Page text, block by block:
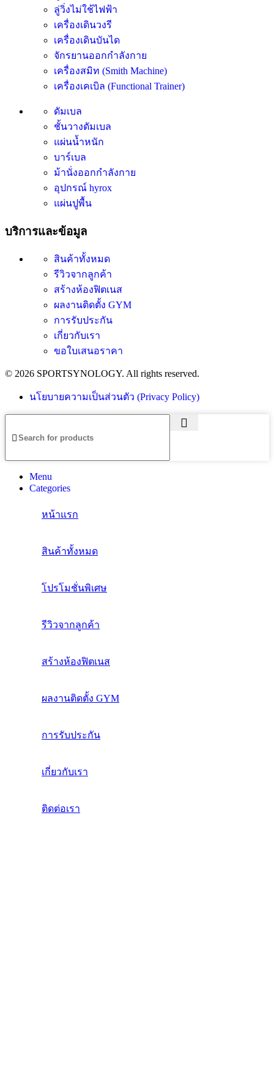
ลู่วิ่งไม่ใช้ไฟฟ้า
เครื่องเดินวงรี
เครื่องเดินบันได
จักรยานออกกำลังกาย
เครื่องสมิท (Smith Machine)
เครื่องเคเบิล (Functional Trainer)
ดัมเบล
ชั้นวางดัมเบล
แผ่นน้ำหนัก
บาร์เบล
ม้านั่งออกกำลังกาย
อุปกรณ์ hyrox
แผ่นปูพื้น
บริการและข้อมูล
สินค้าทั้งหมด
รีวิวจากลูกค้า
สร้างห้องฟิตเนส
ผลงานติดตั้ง GYM
การรับประกัน
เกี่ยวกับเรา
ขอใบเสนอราคา
© 2026 SPORTSYNOLOGY. All rights reserved.
นโยบายความเป็นส่วนตัว (Privacy Policy)
Menu
Categories
หน้าแรก
สินค้าทั้งหมด
โปรโมชั่นพิเศษ
รีวิวจากลูกค้า
สร้างห้องฟิตเนส
ผลงานติดตั้ง GYM
การรับประกัน
เกี่ยวกับเรา
ติดต่อเรา